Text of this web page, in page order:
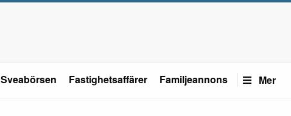
Sveabörsen Fastighetsaffärer Familjeannons Mer